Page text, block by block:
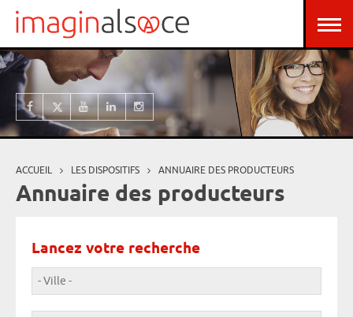
Aller au contenu principal
Vous êtes ici
ACCUEIL LES DISPOSITIFS ANNUAIRE DES PRODUCTEURS
Annuaire des producteurs
Lancez votre recherche
Panneau de gestion des cookies